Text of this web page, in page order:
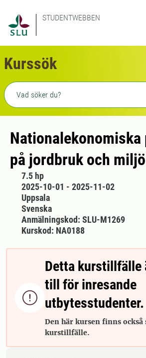
STUDENTWEBBEN
Kurssök
Fritext sökning
på jordbruk och miljö
7.5 hp
2025-10-01 - 2025-11-02
Uppsala
Svenska
Anmälningskod: SLU-M1269
Kurskod: NA0188

Detta kurstillfälle
till för inresande
utbytesstudenter.
Den här kursen finns
kurstillfälle.